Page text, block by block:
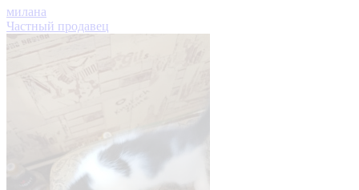
милана
Частный продавец